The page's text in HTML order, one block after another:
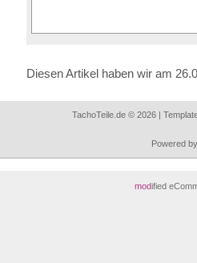
Diesen Artikel haben wir am
TachoTeile.de © 2026 |
Powered
modified